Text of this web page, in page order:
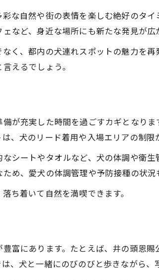
な自然や街の表情を楽しむ絶好のタ
など、身近な場所にも新たな発見が広
く、都内の犬連れスポットの魅力を
えるでしょう。
が充実した時間を過ごすカギとなり
、犬のリード着用や入場エリアの制限
シートやタオルなど、犬の体調や衛
め、愛犬の体調管理や予防接種の状況
ち着いて自然を満喫できます。
富にあります。たとえば、井の頭恩
、犬と一緒にのびのびと歩きながら、